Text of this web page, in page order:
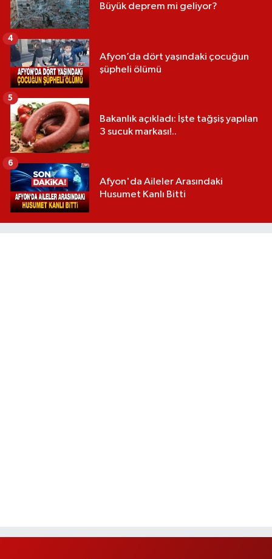
Büyük deprem mi geliyor?
Afyon’da dört yaşındaki çocuğun
şüpheli ölümü
4
Bakanlık açıkladı: İşte tağşiş yapılan
3 sucuk markası!..
5
Afyon'da Aileler Arasındaki
Husumet Kanlı Bitti
6